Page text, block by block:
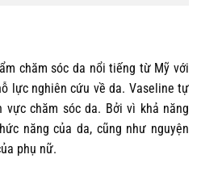
chăm sóc da nổi tiếng từ Mỹ với
lực nghiên cứu về da. Vaseline tự
chăm sóc da. Bởi vì khả năng
năng của da, cũng như nguyện
phụ nữ.